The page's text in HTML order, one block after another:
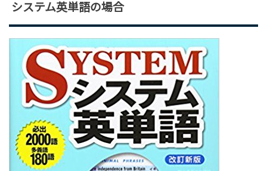
システム英単語の場合